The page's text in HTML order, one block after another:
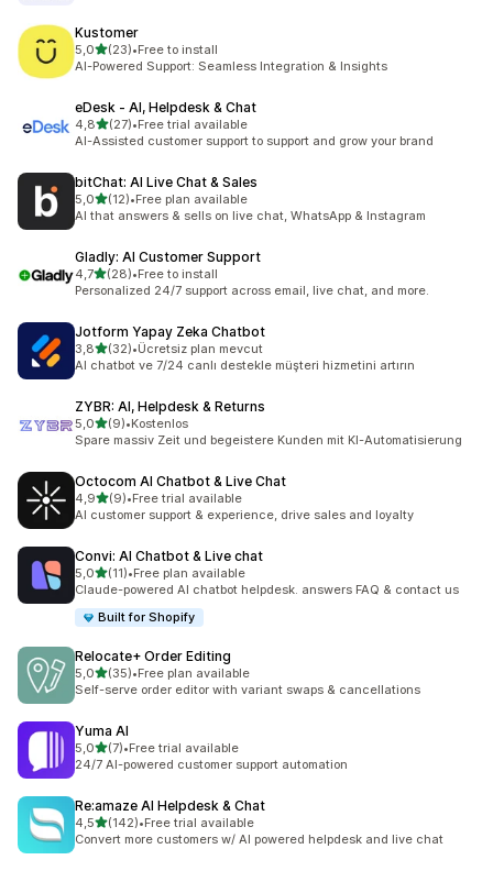
Kustomer
5,05 yıldız üzerinden
(23)
toplam 23 değerlendirme
•Free to install
AI-Powered Support: Seamless Integration & Insights
eDesk ‑ AI, Helpdesk & Chat
4,85 yıldız üzerinden
(27)
toplam 27 değerlendirme
•Free trial available
AI-Assisted customer support to support and grow your brand
bitChat: AI Live Chat & Sales
5,05 yıldız üzerinden
(12)
toplam 12 değerlendirme
•Free plan available
AI that answers & sells on live chat, WhatsApp & Instagram
Gladly: AI Customer Support
4,75 yıldız üzerinden
(28)
toplam 28 değerlendirme
•Free to install
Personalized 24/7 support across email, live chat, and more.
Jotform Yapay Zeka Chatbot
3,85 yıldız üzerinden
(32)
toplam 32 değerlendirme
•Ücretsiz plan mevcut
AI chatbot ve 7/24 canlı destekle müşteri hizmetini artırın
ZYBR: AI, Helpdesk & Returns
5,05 yıldız üzerinden
(9)
toplam 9 değerlendirme
•Kostenlos
Spare massiv Zeit und begeistere Kunden mit KI-Automatisierung
Octocom AI Chatbot & Live Chat
4,95 yıldız üzerinden
(9)
toplam 9 değerlendirme
•Free trial available
AI customer support & experience, drive sales and loyalty
Convi: AI Chatbot & Live chat
5,05 yıldız üzerinden
(11)
toplam 11 değerlendirme
•Free plan available
Claude-powered AI chatbot helpdesk. answers FAQ & contact us
Built for Shopify
Relocate+ Order Editing
5,05 yıldız üzerinden
(35)
toplam 35 değerlendirme
•Free plan available
Self-serve order editor with variant swaps & cancellations
Yuma AI
5,05 yıldız üzerinden
(7)
toplam 7 değerlendirme
•Free trial available
24/7 AI-powered customer support automation
Re:amaze AI Helpdesk & Chat
4,55 yıldız üzerinden
(142)
toplam 142 değerlendirme
•Free trial available
Convert more customers w/ AI powered helpdesk and live chat